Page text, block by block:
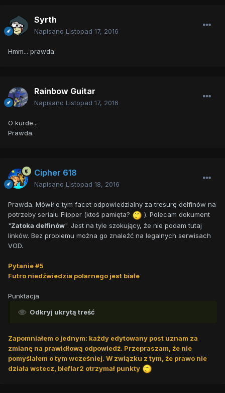
Syrth
Napisano Listopad 17, 2016
Hmm... prawda
Rainbow Guitar
Napisano Listopad 17, 2016
O kurde...
Prawda.
Cipher 618
Napisano Listopad 18, 2016
Prawda. Mówił o tym facet odpowiedzialny za tresurę delfinów na
potrzeby serialu Flipper (ktoś pamięta?
). Polecam dokument
"Zatoka delfinów". Jest na tyle szokujący, że nie podam tutaj
linków. Bez problemu można go znaleźć na legalnych serwisach
VOD.
Pytanie #5
Futro niedźwiedzia polarnego jest białe
Punktacja
Odkryj ukrytą treść
Zapomniałem o jednym: każdy edytowany post uznam za
zmianę na prawidłową odpowiedź. Przepraszam, że nie
pomyślałem o tym wcześniej. W związku z tym, że prawo nie
działa wstecz, bleflar2 otrzymał punkty